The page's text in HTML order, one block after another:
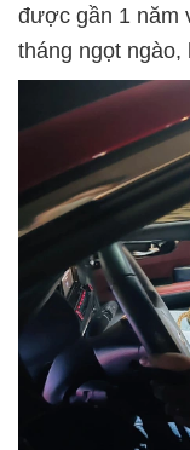
được gần 1 năm
tháng ngọt ngào,